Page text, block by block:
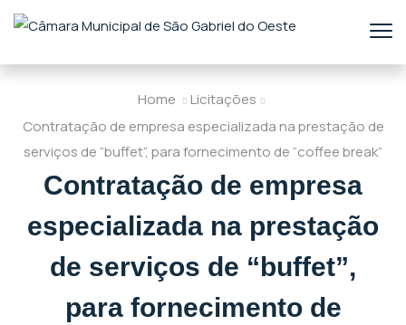
Home
Licitações
Contratação de empresa especializada na prestação de
serviços de “buffet”, para fornecimento de “coffee break”
Contratação de empresa
especializada na prestação
de serviços de “buffet”,
para fornecimento de